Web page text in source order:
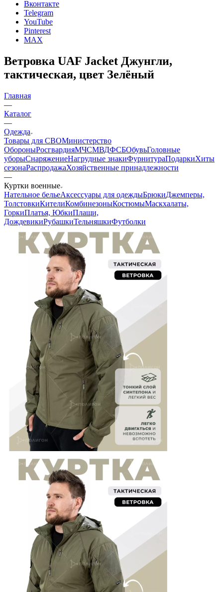
Вконтакте
Telegram
YouTube
Pinterest
MAX
Ветровка UAF Jacket Джунгли,
тактическая, цвет Зелёный
Главная
—
Каталог
—
Одежда
Товары для СВОМинистерство
ОбороныРосгвардияМЧСМВДФСБОбувьГоловные
уборыСнаряжениеНагрудные знакиФурнитураПодаркиХиты
сезонаРаспродажаХозяйственные принадлежности
—
Куртки военные
Нательное бельеАксессуары для одеждыБрюкиДжемперы,
ТолстовкиКителиКомбинезоныКостюмыМаскхалаты,
ГоркиПлатья, ЮбкиПлащи,
ДождевикиРубашкиТельняшкиФутболки